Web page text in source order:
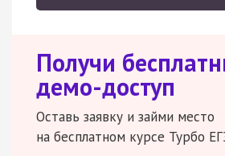
Получи
демо-доступ
Оставь заявку и займи место
на бесплатном курсе Турбо